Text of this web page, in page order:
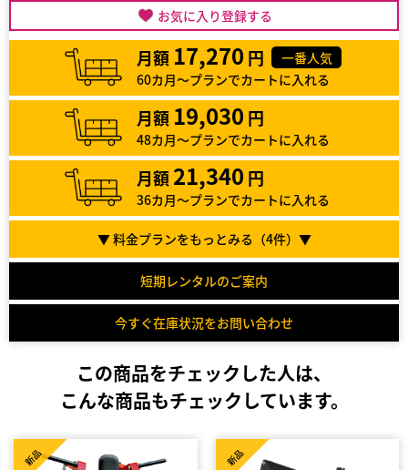
お気に入り登録する
月額 17,270 円
一番人気
60カ月～プランでカートに入れる
月額 19,030 円
48カ月～プランでカートに入れる
月額 21,340 円
36カ月～プランでカートに入れる
▼ 料金プランをもっとみる（4件）▼
短期レンタルのご案内
今すぐ在庫状況をお問い合わせ
この商品をチェックした人は、
こんな商品もチェックしています。
新品